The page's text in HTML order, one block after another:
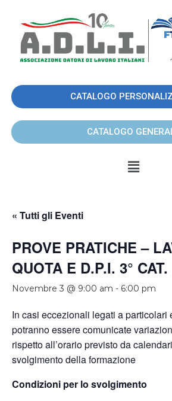
CATALOGO
CATALOGO
« Tutti gli Eventi
PROVE PRATICHE –
QUOTA E D.P.I. 3° CAT.
Novembre 3 @ 9:00 am - 6:00 pm
In casi eccezionali legati a particolari
potranno essere comunicate
rispetto all’orario previsto da
svolgimento della formazione
Condizioni per lo svolgimento